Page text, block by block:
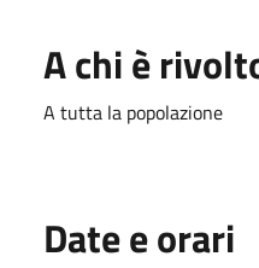
A chi è
A tutta la popolazione
Date e orari